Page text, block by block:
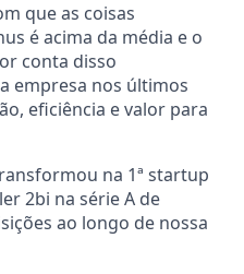
que as coisas
é acima da média e o
conta disso
empresa nos últimos
eficiência e valor para
na 1ª startup
2bi na série A de
ao longo de nossa